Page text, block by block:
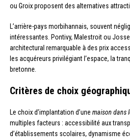
ou Groix proposent des alternatives
L’arrière-pays morbihannais, souvent
intéressantes. Pontivy, Malestroit ou
architectural remarquable à des prix
les acquéreurs privilégiant l’espace, la
bretonne.
Critères de choix
Le choix d’implantation d’une maison dans
multiples facteurs : accessibilité aux
d’établissements scolaires, dynamisme